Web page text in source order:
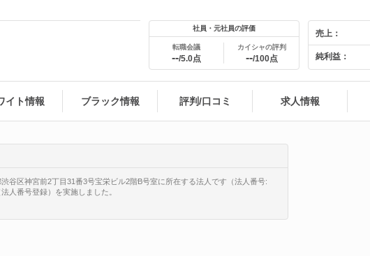
社員・元社員の評価
転職会議
--/5.0点
カイシャの評判
--/100点
売上：
純利益：
イト情報 ブラック情報 評判/口コミ 求人情報
谷区神宮前2丁目31番3号宝栄ビル2階B号室に所在する法人です（法人番号:
人番号登録）を実施しました。